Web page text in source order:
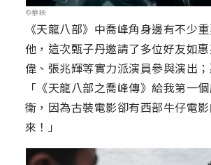
©華映
《天龍八部》中喬峰角身邊有不少
他，這次甄子丹邀請了多位好友如
偉、張兆輝等實力派演員參與演出；
「《天龍八部之喬峰傳》給我第一
衛，因為古裝電影卻有西部牛仔電
來！」